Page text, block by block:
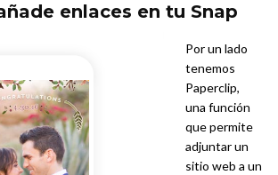
enlaces en tu Snap
Por un lado
tenemos
Paperclip,
una función
que permite
adjuntar un
sitio web a un